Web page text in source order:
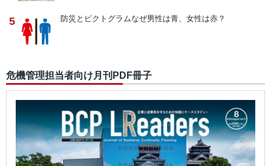
5 防災とピクトグラムなぜ男性は青、女性は赤？
危機管理担当者向け月刊PDF冊子